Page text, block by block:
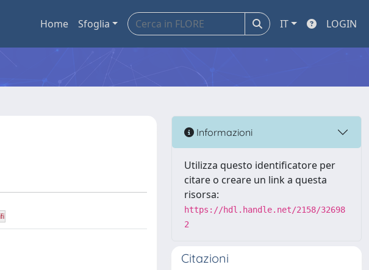
Home Sfoglia IT LOGIN
Informazioni
Utilizza questo identificatore per
citare o creare un link a questa
risorsa:
https://hdl.handle.net/2158/32698
2
Citazioni